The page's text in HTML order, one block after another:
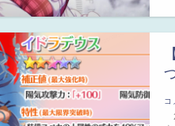
コ